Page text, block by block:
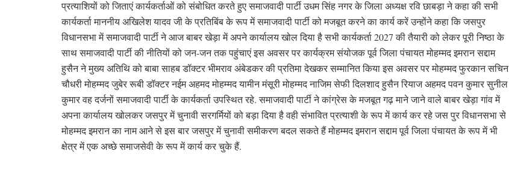
प्रत्याशियों को जिताएं कार्यकर्ताओं को संबोधित करते हुए समाजवादी पार्टी उधम सिंह नगर के जिला अध्यक्ष रवि छाबड़ा ने कहा की सभी
कार्यकर्ता माननीय अखिलेश यादव जी के प्रतिबिंब के रूप में समाजवादी पार्टी को मजबूत करने का कार्य करें उन्होंने कहा कि जसपुर
विधानसभा में समाजवादी पार्टी ने आज बाबर खेड़ा में अपने कार्यालय खोल दिया है सभी कार्यकर्ता 2027 की तैयारी को लेकर पूरी निष्ठा के
साथ समाजवादी पार्टी की नीतियों को जन-जन तक पहुंचाएं इस अवसर पर कार्यक्रम संयोजक पूर्व जिला पंचायत मोहम्मद इमरान सद्दाम
हुसैन ने मुख्य अतिथि को बाबा साहब डॉक्टर भीमराव अंबेडकर की प्रतिमा देखकर सम्मानित किया इस अवसर पर मोहम्मद फुरकान सचिन
चौधरी मोहम्मद जुबेर रूबी डॉक्टर नईम अहमद मोहम्मद यामीन मंसूरी मोहम्मद नाजिम सेफी दिलशाद हुसैन रियाज अहमद पवन कुमार सुनील
कुमार वह दर्जनों समाजवादी पार्टी के कार्यकर्ता उपस्थित रहे. समाजवादी पार्टी ने कांग्रेस के मजबूत गढ़ माने जाने वाले बाबर खेड़ा गांव में
अपना कार्यालय खोलकर जसपुर में चुनावी सरगर्मियों को बड़ा दिया है वही संभावित प्रत्याशी के रूप में कार्य कर रहे जस पुर विधानसभा से
मोहम्मद इमरान का नाम आने से इस बार जसपुर में चुनावी समीकरण बदल सकते हैं मोहम्मद इमरान सद्दाम पूर्व जिला पंचायत के रूप में भी
क्षेत्र में एक अच्छे समाजसेवी के रूप में कार्य कर चुके हैं.